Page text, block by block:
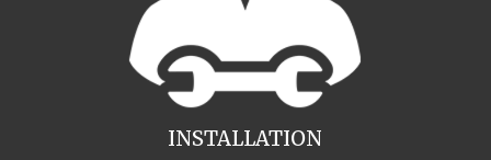
INSTALLATION